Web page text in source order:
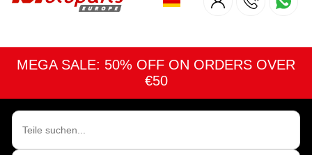
MEGA SALE: 50% OFF ON ORDERS OVER
€50